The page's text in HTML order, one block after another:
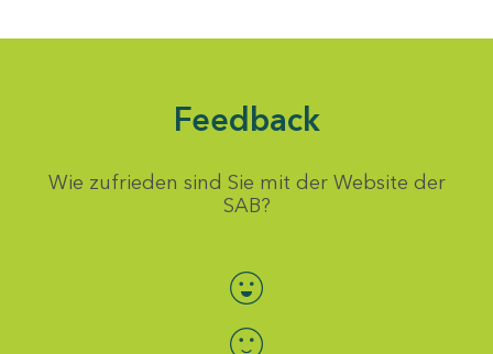
Feedback
Wie zufrieden sind Sie mit der Website der
SAB?
Bewertung auswählen